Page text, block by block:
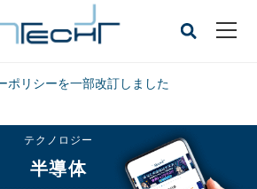
ポリシーを一部改訂しました
テクノロジー
半導体